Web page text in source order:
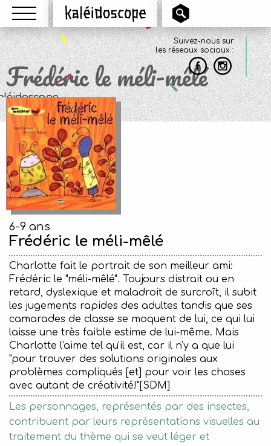
Menu Kaléidoscope
Suivez-nous sur
les réseaux sociaux :
Frédéric le méli-mêlé
6-9 ans
Frédéric le méli-mêlé
Charlotte fait le portrait de son meilleur ami:
Frédéric le "méli-mêlé". Toujours distrait ou en
retard, dyslexique et maladroit de surcroît, il subit
les jugements rapides des adultes tandis que ses
camarades de classe se moquent de lui, ce qui lui
laisse une très faible estime de lui-même. Mais
Charlotte l'aime tel qu'il est, car il n'y a que lui
"pour trouver des solutions originales aux
problèmes compliqués [et] pour voir les choses
avec autant de créativité!"[SDM]
Les personnages, représentés par des insectes,
contribuent par leurs représentations visuelles au
traitement du thème qui se veut léger et